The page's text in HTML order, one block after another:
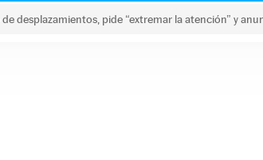
desplazamientos, pide “extremar la atención” y